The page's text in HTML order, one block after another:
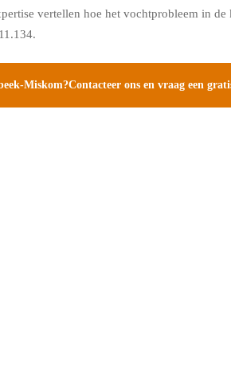
vertellen hoe het vochtprobleem in
Miskom?Contacteer ons en vraag een